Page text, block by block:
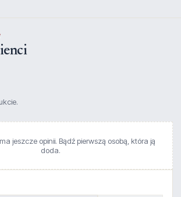
jeszcze opinii. Bądź pierwszą osobą, która ją
doda.